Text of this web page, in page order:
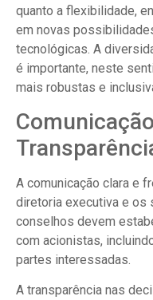
quanto a flexibilidade,
em novas
tecnológicas. A
é importante, neste
mais robustas e
A comunicação clara e
diretoria executiva e os
conselhos devem
com acionistas,
partes interessadas.
A transparência nas